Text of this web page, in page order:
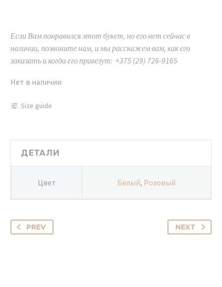
Если Вам понравился этот букет, но его нет сейчас в
наличии, позвоните нам, и мы расскажем вам, как его
заказать и когда его привезут: +375 (29) 726-9165
Нет в наличии
Size guide
ДЕТАЛИ
Цвет Белый, Розовый
PREV NEXT